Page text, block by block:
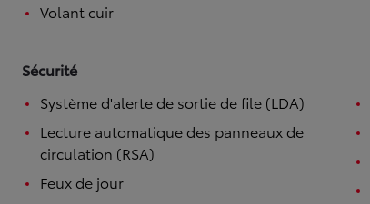
Volant cuir
Sécurité
Système d'alerte de sortie de file (LDA)
Lecture automatique des panneaux de
circulation (RSA)
Feux de jour